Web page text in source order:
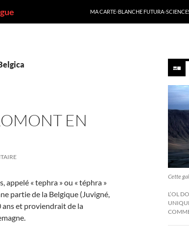
MA CARTE-BLANCHE FUTURA-
EN
appelé « tephra » ou « téphra »
partie de la Belgique (Juvigné,
ans et proviendrait de la
Cette
L’OL